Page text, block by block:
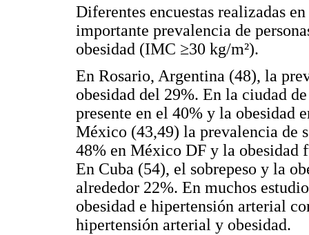
Diferentes encuestas realizadas
importante prevalencia de
obesidad (IMC ≥30 kg/m²).
En Rosario, Argentina (48), la
obesidad del 29%. En la ciudad
presente en el 40% y la obesidad
México (43,49) la prevalencia de
48% en México DF y la obesidad
En Cuba (54), el sobrepeso y la
alrededor 22%. En muchos
obesidad e hipertensión arterial
hipertensión arterial y obesidad.